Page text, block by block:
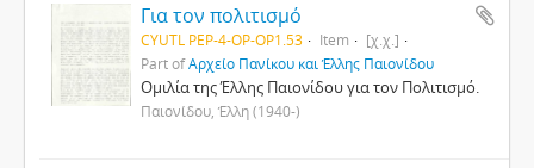
Για τον πολιτισμό
CYUTL PEP-4-OP-OP1.53 Item
[χ.χ.]
Part ofΑρχείο Πανίκου και Έλλης Παιονίδου
Ομιλία της Έλλης Παιονίδου για τον Πολιτισμό.
Παιονίδου, Έλλη (1940-)